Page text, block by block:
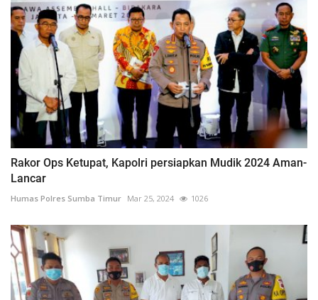
Rakor Ops Ketupat, Kapolri persiapkan Mudik 2024 Aman-
Lancar
Humas Polres Sumba Timur Mar 25, 2024 1026